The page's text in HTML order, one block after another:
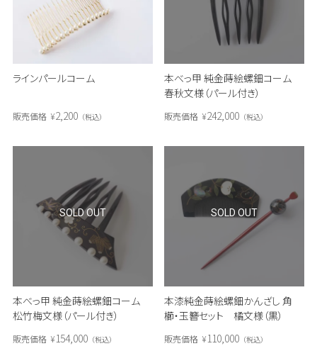
ラインパールコーム
販売価格 ¥2,200 税込
本べっ甲 純金蒔絵螺鈿コーム
春秋文様（パール付き）
販売価格 ¥242,000 税込
本べっ甲 純金蒔絵螺鈿コーム
松竹梅文様（パール付き）
販売価格 ¥154,000 税込
SOLD OUT
本漆純金蒔絵螺鈿かんざし 角
櫛・玉簪セット 橘文様（黒）
販売価格 ¥110,000 税込
SOLD OUT